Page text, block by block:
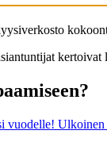
vuodelle! Ulkoinen